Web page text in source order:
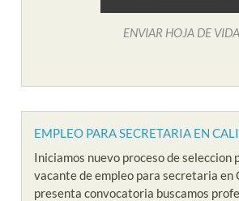
ENVIAR HOJA DE VIDA
EMPLEO PARA SECRETARIA EN CALI
Iniciamos nuevo proceso de seleccion
vacante de empleo para secretaria en
presenta convocatoria buscamos